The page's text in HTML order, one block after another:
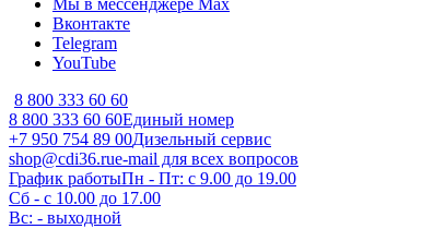
Мы в мессенджере Max
Вконтакте
Telegram
YouTube
8 800 333 60 60
8 800 333 60 60Единый номер
+7 950 754 89 00Дизельный сервис
shop@cdi36.rue-mail для всех вопросов
График работыПн - Пт: с 9.00 до 19.00
Сб - с 10.00 до 17.00
Вс: - выходной